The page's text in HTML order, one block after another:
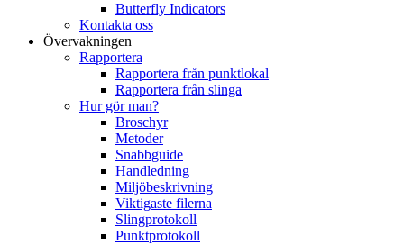
Butterfly Indicators
Kontakta oss
Övervakningen
Rapportera
Rapportera från punktlokal
Rapportera från slinga
Hur gör man?
Broschyr
Metoder
Snabbguide
Handledning
Miljöbeskrivning
Viktigaste filerna
Slingprotokoll
Punktprotokoll